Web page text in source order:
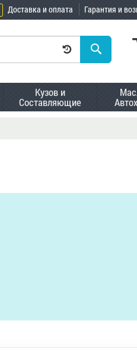
Доставка и оплата Гарантия и
Кузов и
Составляющие